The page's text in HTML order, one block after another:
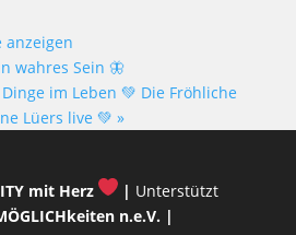
anzeigen
wahres Sein 🦋
im Leben 💚 Die Fröhliche
Lüers live 💚 »
mit Herz | Unterstützt
n.e.V. |